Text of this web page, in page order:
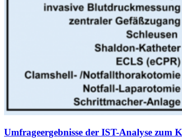
Umfrageergebnisse der IST-Analyse zum